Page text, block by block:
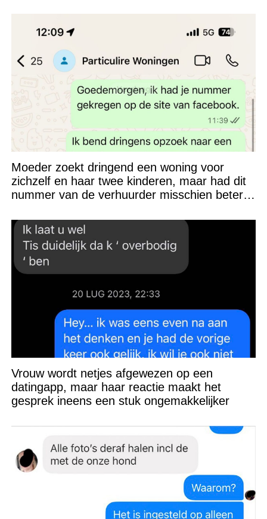
Moeder zoekt dringend een woning voor
zichzelf en haar twee kinderen, maar had dit
nummer van de verhuurder misschien beter
Vrouw wordt netjes afgewezen op een
datingapp, maar haar reactie maakt het
gesprek ineens een stuk ongemakkelijker